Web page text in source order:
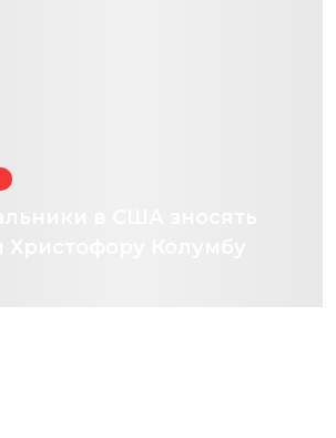
в США зносять
Христофору Колумбу